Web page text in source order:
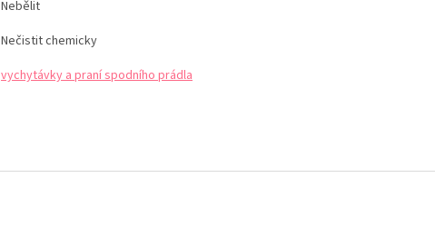
Nebělit
Nečistit chemicky
vychytávky a praní spodního prádla